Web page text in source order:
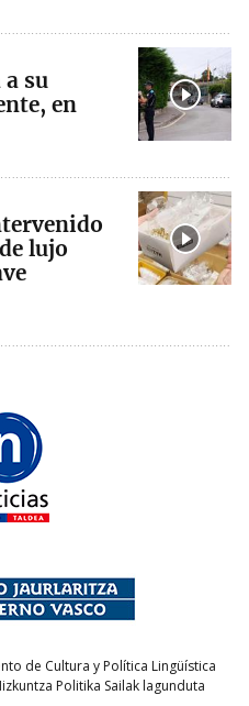
su
en
lujo
de Cultura y Política Lingüística
Politika Sailak lagunduta